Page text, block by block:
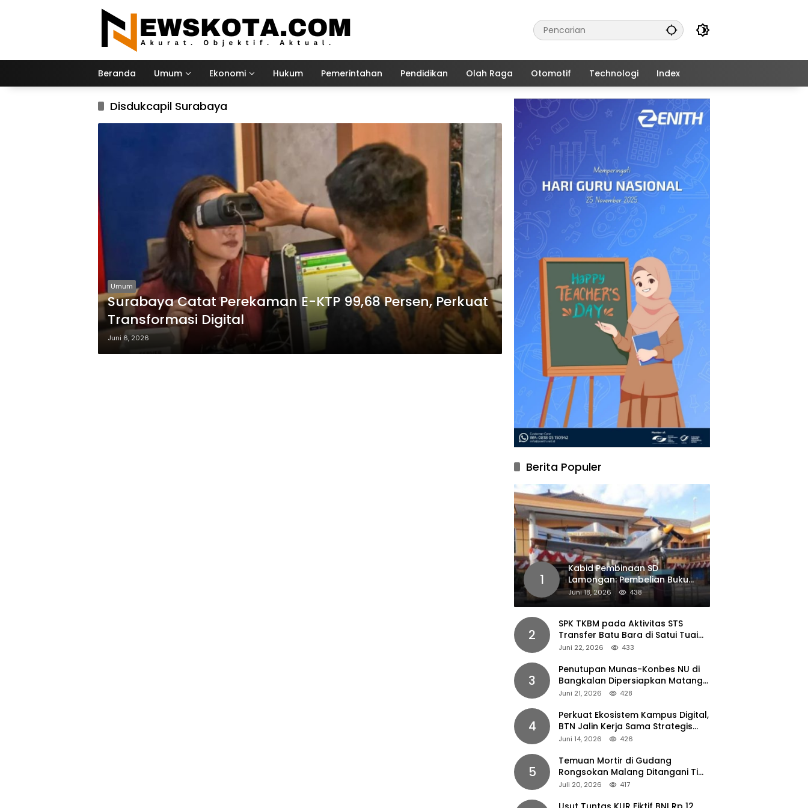
Beranda Umum Ekonomi Hukum Pemerintahan Pendidikan Olah Raga Otomotif Technologi Index
Disdukcapil Surabaya
Umum
Surabaya Catat Perekaman E-KTP 99,68 Persen, Perkuat
Transformasi Digital
Juni 6, 2026
Berita Populer
1
Kabid Pembinaan SD
Lamongan: Pembelian Buku
Pendamping Tidak Boleh
Dipaksakan
Juni 18, 2026 438
2
SPK TKBM pada Aktivitas STS
Transfer Batu Bara di Satui Tuai
Sorotan
Juni 22, 2026 433
3
Penutupan Munas-Konbes NU di
Bangkalan Dipersiapkan Matang,
Gus Ipul Turun Tangan
Juni 21, 2026 428
4
Perkuat Ekosistem Kampus Digital,
BTN Jalin Kerja Sama Strategis
dengan UNAIR
Juni 14, 2026 426
5
Temuan Mortir di Gudang
Rongsokan Malang Ditangani Tim
Gegana Polda Jatim
Juli 20, 2026 417